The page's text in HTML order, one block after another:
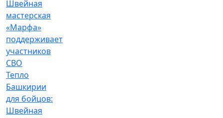
Тепло
Башкирии
для бойцов:
Швейная